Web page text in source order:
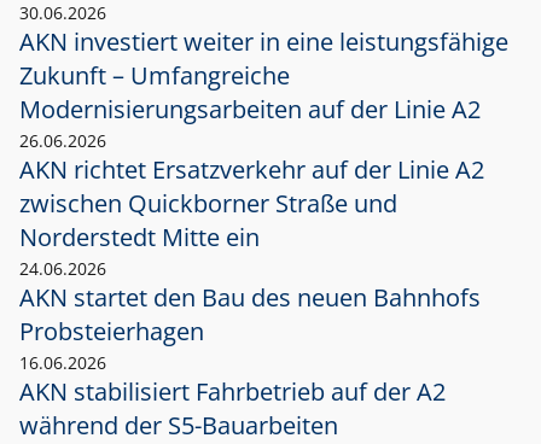
30.06.2026
AKN investiert weiter in eine leistungsfähige
Zukunft – Umfangreiche
Modernisierungsarbeiten auf der Linie A2
26.06.2026
AKN richtet Ersatzverkehr auf der Linie A2
zwischen Quickborner Straße und
Norderstedt Mitte ein
24.06.2026
AKN startet den Bau des neuen Bahnhofs
Probsteierhagen
16.06.2026
AKN stabilisiert Fahrbetrieb auf der A2
während der S5-Bauarbeiten